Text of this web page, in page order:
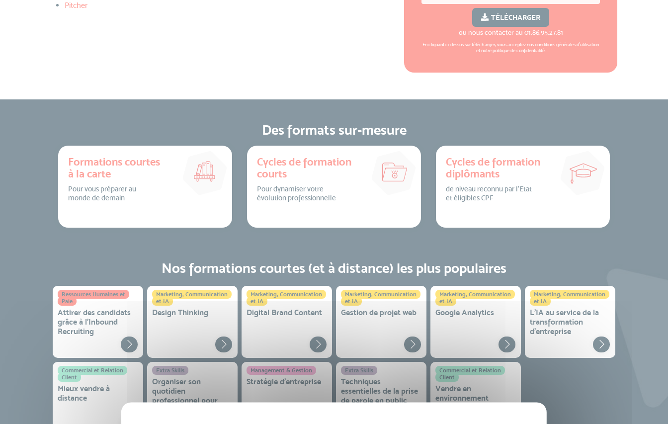
TÉLÉCHARGER
ou nous contacter au 01.86.95.27.81
En cliquant ci-dessus sur télécharger, vous acceptez nosconditions générales d'utilisation
et notrepolitique de confidentialité.
Pitcher
Des formats sur-mesure
Formations courtes
à la carte
Pour vous préparer au
monde de demain
Cycles de formation
courts
Pour dynamiser votre
évolution professionnelle
Cycles de formation
diplômants
de niveau reconnu par l’Etat
et éligibles CPF
Nos formations courtes (et à distance) les plus populaires
Ressources Humaines et
Paie
Attirer des candidats
grâce à l’Inbound
Recruiting
Marketing, Communication
et IA
Design Thinking
Marketing, Communication
et IA
Digital Brand Content
Marketing, Communication
et IA
Gestion de projet web
Marketing, Communication
et IA
Google Analytics
Marketing, Communication
et IA
L'IA au service de la
transformation
d'entreprise
Commercial et Relation
Client
Mieux vendre à
distance
Extra Skills
Organiser son
quotidien
professionnel pour
Management & Gestion
Stratégie d’entreprise
Extra Skills
Techniques
essentielles de la prise
de parole en public
Commercial et Relation
Client
Vendre en
environnement